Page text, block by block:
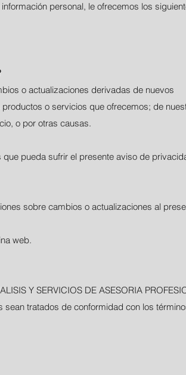
personal, le ofrecemos los
o actualizaciones derivadas de nuevos
o servicios que ofrecemos; de
o por otras causas.
pueda sufrir el presente aviso de
sobre cambios o actualizaciones al
web.
Y SERVICIOS DE ASESORIA
sean tratados de conformidad con los